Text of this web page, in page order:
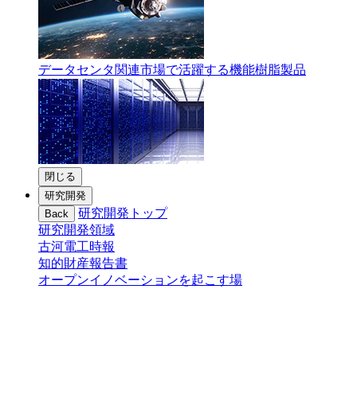
データセンタ関連市場で活躍する機能樹脂製品
閉じる
研究開発
Back
研究開発トップ
研究開発領域
古河電工時報
知的財産報告書
オープンイノベーションを起こす場